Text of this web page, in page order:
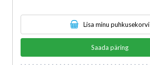
Lisa minu puhkusekorvi
Saada päring